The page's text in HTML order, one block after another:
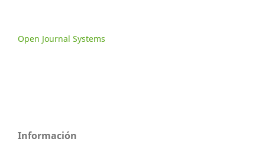
Open Journal Systems
Información